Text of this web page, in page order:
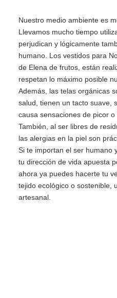
Nuestro medio ambiente es
Llevamos mucho tiempo
perjudican y lógicamente
humano. Los vestidos para
de Elena de frutos, están
respetan lo máximo posible
Además, las telas orgánicas
salud, tienen un tacto suave,
causa sensaciones de picor
También, al ser libres de
las alergias en la piel son
Si te importan el ser humano
tu dirección de vida apuesta
ahora ya puedes hacerte tu
tejido ecológico o sostenible,
artesanal.